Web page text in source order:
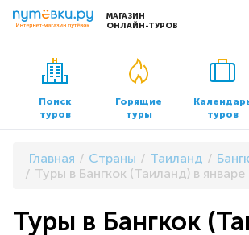
МАГАЗИН
ОНЛАЙН-ТУРОВ
Сервисы
Бронирование отелей
Трансфер
О
О нас
Контакты
Документы
Поиск
туров
Горящие
туры
туров
Главная Страны Таиланд
Туры в Бангкок (Таиланд) в
Туры в Бангкок